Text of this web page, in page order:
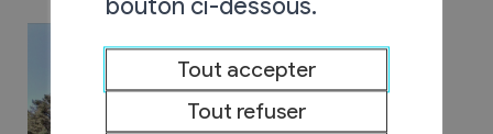
bouton ci-dessous.
Tout accepter
Tout refuser